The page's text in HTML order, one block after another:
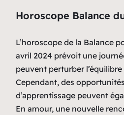
Horoscope Balance
L’horoscope de la Balance
avril 2024 prévoit une
peuvent perturber
Cependant, des
d’apprentissage peuvent
En amour, une nouvelle